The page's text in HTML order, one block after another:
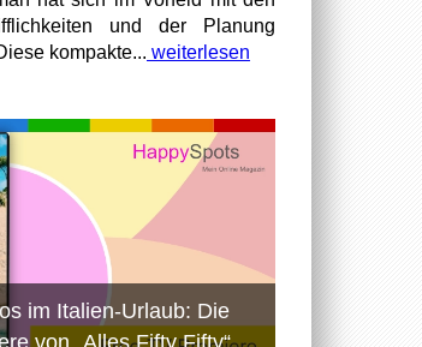
und der Planung
kompakte... weiterlesen
im Italien-Urlaub: Die
von „Alles Fifty Fifty“